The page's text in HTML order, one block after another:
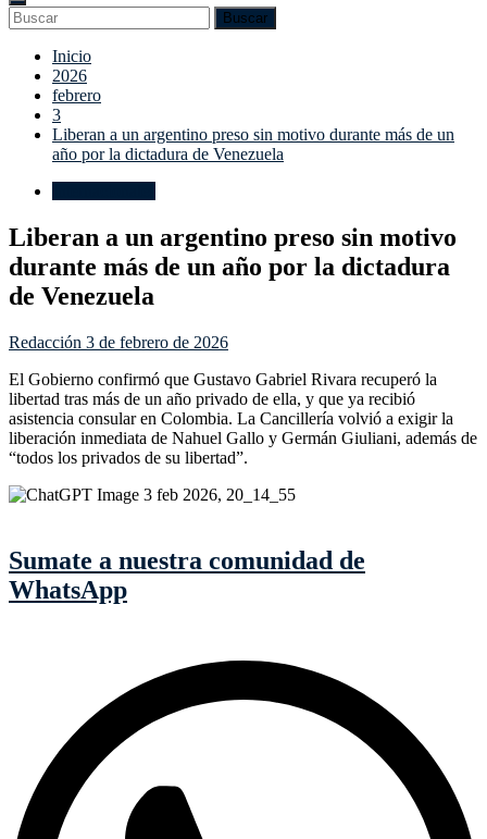
Enter
Keyword
Search
for:
Buscar
Search
Saltar
contenido
Inicio
2026
febrero
3
Liberan a un argentino preso sin motivo durante más de un
año por la dictadura de Venezuela
Liberan a un argentino preso sin motivo
durante más de un año por la dictadura
de Venezuela
Redacción 3 de febrero de 2026
El Gobierno confirmó que Gustavo Gabriel Rivara recuperó la
libertad tras más de un año privado de ella, y que ya recibió
asistencia consular en Colombia. La Cancillería volvió a exigir la
liberación inmediata de Nahuel Gallo y Germán Giuliani, además de
“todos los privados de su libertad”.
Sumate a nuestra comunidad de
WhatsApp